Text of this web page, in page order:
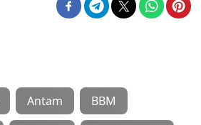
Antam BBM